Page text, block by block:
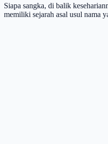
Siapa sangka, di balik
memiliki sejarah asal usul nama